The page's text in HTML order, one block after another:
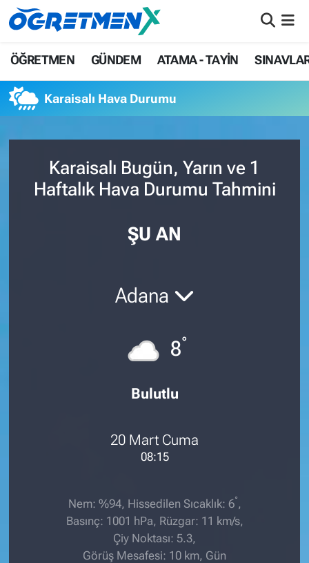
ÖĞRETMEN GÜNDEM ATAMA - TAYİN
Karaisalı Hava Durumu
Karaisalı Bugün, Yarın ve 1
Haftalık Hava Durumu Tahmini
ŞU AN
Adana
8°
Bulutlu
20 Mart Cuma
08:15
Nem: %94, Hissedilen Sıcaklık: 6° ,
Basınç: 1001 hPa, Rüzgar: 11 km/s,
Çiy Noktası: 5.3,
Görüş Mesafesi: 10 km, Gün
ÖĞRETMEN
SINAVLAR
HAYATIN İÇİNDEN
UZMAN ÖĞRETMENLİK
İstanbul Nöbetçi Eczaneler
İstanbul Trafik Yoğunluk Haritası
Süper Lig Puan Durumu ve Fikstür